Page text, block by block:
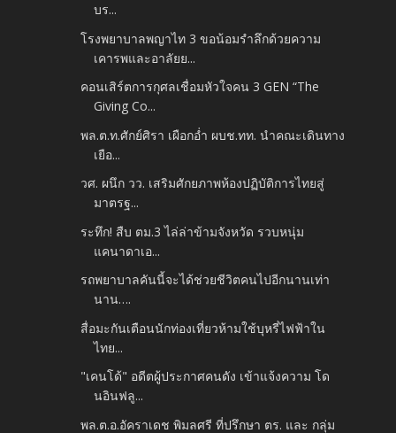
บร...
โรงพยาบาลพญาไท 3 ขอน้อมรำลึกด้วยความ
เคารพและอาลัยย...
คอนเสิร์ตการกุศลเชื่อมหัวใจคน 3 GEN “The
Giving Co...
พล.ต.ท.ศักย์ศิรา เผือกอ่ำ ผบช.ทท. นำคณะเดินทาง
เยือ...
วศ. ผนึก วว. เสริมศักยภาพห้องปฏิบัติการไทยสู่
มาตรฐ...
ระทึก! สืบ ตม.3 ไล่ล่าข้ามจังหวัด รวบหนุ่ม
แคนาดาเอ...
รถพยาบาลคันนี้จะได้ช่วยชีวิตคนไปอีกนานเท่า
นาน….
สื่อมะกันเตือนนักท่องเที่ยวห้ามใช้บุหรี่ไฟฟ้าใน
ไทย...
"เคนโด้" อดีตผู้ประกาศคนดัง เข้าแจ้งความ โด
นอินฟลู...
พล.ต.อ.อัคราเดช พิมลศรี ที่ปรึกษา ตร. และ กลุ่ม